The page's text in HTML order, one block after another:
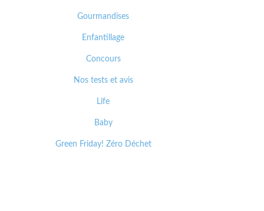
Gourmandises
Enfantillage
Concours
Nos tests et avis
Life
Baby
Green Friday! Zéro Déchet